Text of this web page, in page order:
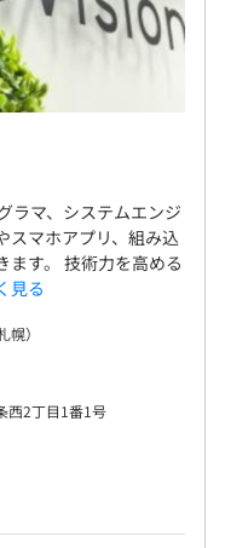
ラマ、システムエンジ
スマホアプリ、組み込
ます。 技術力を高める
見る
）
西2丁目1番1号